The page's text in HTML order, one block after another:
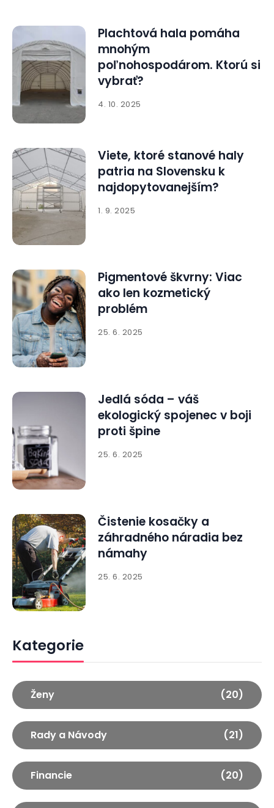
Plachtová hala pomáha
mnohým
poľnohospodárom. Ktorú si
vybrať?
4. 10. 2025
Viete, ktoré stanové haly
patria na Slovensku k
najdopytovanejším?
1. 9. 2025
Pigmentové škvrny: Viac
ako len kozmetický
problém
25. 6. 2025
Jedlá sóda – váš
ekologický spojenec v boji
proti špine
25. 6. 2025
Čistenie kosačky a
záhradného náradia bez
námahy
25. 6. 2025
Kategorie
Ženy (20)
Rady a Návody (21)
Financie (20)